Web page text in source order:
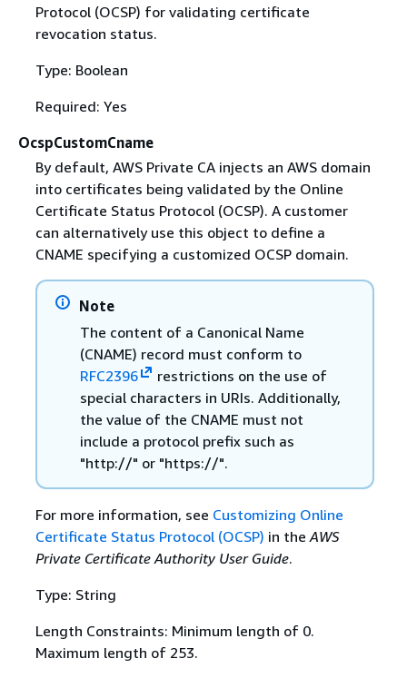
Protocol (OCSP) for validating certificate
revocation status.
Type: Boolean
Required: Yes
OcspCustomCname
By default, AWS Private CA injects an AWS domain
into certificates being validated by the Online
Certificate Status Protocol (OCSP). A customer
can alternatively use this object to define a
CNAME specifying a customized OCSP domain.
Note
The content of a Canonical Name
(CNAME) record must conform to
RFC2396
restrictions on the use of
special characters in URIs. Additionally,
the value of the CNAME must not
include a protocol prefix such as
"http://" or "https://".
For more information, see Customizing Online
Certificate Status Protocol (OCSP) in the AWS
Private Certificate Authority User Guide.
Type: String
Length Constraints: Minimum length of 0.
Maximum length of 253.